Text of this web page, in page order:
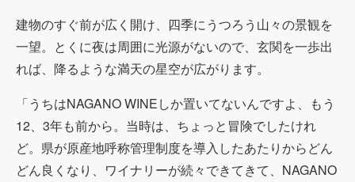
建物のすぐ前が広く開け、四季にうつろう山々の景観を
一望。とくに夜は周囲に光源がないので、玄関を一歩出
れば、降るような満天の星空が広がります。
「うちはNAGANO WINEしか置いてないんですよ、もう
12、3年も前から。当時は、ちょっと冒険でしたけれ
ど。県が原産地呼称管理制度を導入したあたりからどん
どん良くなり、ワイナリーが続々できてきて、NAGANO